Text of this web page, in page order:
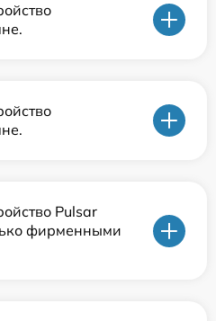
Pulsar
фирменными